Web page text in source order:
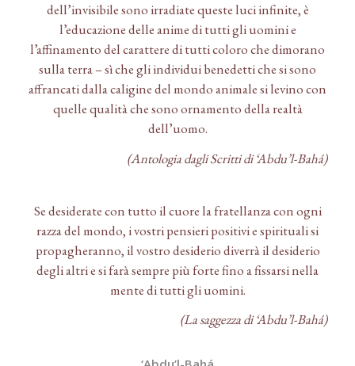
dell’invisibile sono irradiate queste luci infinite, è
l’educazione delle anime di tutti gli uomini e
l’affinamento del carattere di tutti coloro che dimorano
sulla terra – sì che gli individui benedetti che si sono
affrancati dalla caligine del mondo animale si levino con
quelle qualità che sono ornamento della realtà
dell’uomo.
(Antologia dagli Scritti di ‘Abdu’l-Bahá)
Se desiderate con tutto il cuore la fratellanza con ogni
razza del mondo, i vostri pensieri positivi e spirituali si
propagheranno, il vostro desiderio diverrà il desiderio
degli altri e si farà sempre più forte fino a fissarsi nella
mente di tutti gli uomini.
(La saggezza di ‘Abdu’l-Bahá)